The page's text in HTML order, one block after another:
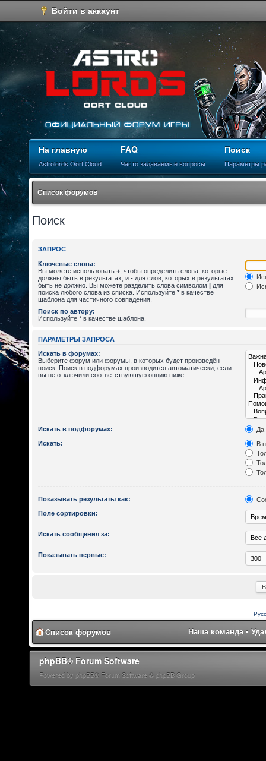
Войти в аккаунт
На главную
Astrolords Oort Cloud
FAQ
Часто задаваемые вопросы
Поиск
Параметры
Список форумов
Поиск
ЗАПРОС
Ключевые слова:
Вы можете использовать + , чтобы определить слова, которые
должны быть в результатах, и - для слов, которых в результатах
быть не должно. Вы можете разделить слова символом | для
поиска любого слова из списка. Используйте * в качестве
шаблона для частичного совпадения.
Поиск по автору:
Используйте * в качестве шаблона.
ПАРАМЕТРЫ ЗАПРОСА
Искать в форумах:
Выберите форум или форумы, в которых будет произведён
поиск. Поиск в подфорумах производится автоматически, если
вы не отключили соответствующую опцию ниже.
Искать в подфорумах:
Да
Искать:
В
Показывать результаты как:
Поле сортировки:
Искать сообщения за:
Показывать первые:
Список форумов Наша команда •
phpBB® Forum Software
Powered by phpBB® Forum Software © phpBB Group